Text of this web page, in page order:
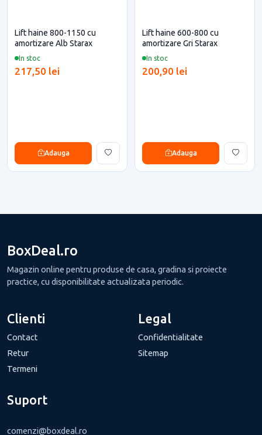
In stoc
Lift haine 800-1150 cu
amortizare Alb Starax
217,50 lei
Adauga
In stoc
Lift haine 600-800 cu
amortizare Gri Starax
200,90 lei
Adauga
BoxDeal.ro
Magazin online pentru produse de casa, gradina si proiecte
practice, cu disponibilitate actualizata periodic.
Clienti
Contact
Retur
Termeni
Legal
Confidentialitate
Sitemap
Suport
comenzi@boxdeal.ro